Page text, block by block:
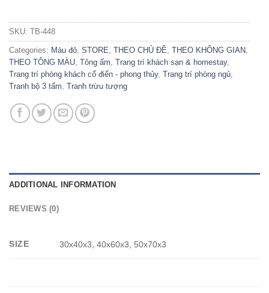
SKU: TB-448
Categories: Màu đỏ, STORE, THEO CHỦ ĐỀ, THEO KHÔNG GIAN,
THEO TÔNG MÀU, Tông ấm, Trang trí khách sạn & homestay,
Trang trí phòng khách cổ điển - phong thủy, Trang trí phòng ngủ,
Tranh bộ 3 tấm, Tranh trừu tượng
ADDITIONAL INFORMATION
REVIEWS (0)
SIZE 30x40x3, 40x60x3, 50x70x3